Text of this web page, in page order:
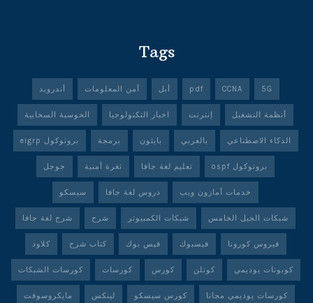
Tags
5G
CCNA
pdf أبل أمن المعلومات أندرويد
أنظمة التشغيل إنترنت اخبار التكنولوجيا الحوسبة السحابية
الذكاء الاصطناعي بالعربي بايثون برمجة بروتوكول eigrp
بروتوكول ospf تعليم لغة جافا ثغرة أمنية جوجل
خدمات أمازون ويب دروس لغة جافا سيسكو
شبكات الجيل الخامس شبكات الكمبيوتر شرح شرح لغة جافا
فيروس كورونا فيسبوك فيس بوك كتاب شرح كلاود
كوبونات يوديمي كوتلن كورس كورسات كورسات الشبكات
كورسات يوديمي مجانا كورس سيسكو لينكس مايكروسوفت